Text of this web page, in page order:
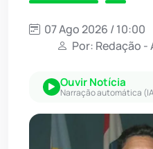
07 Ago 2026 / 10:00
Por: Redação
Ouvir Notícia
Narração automática